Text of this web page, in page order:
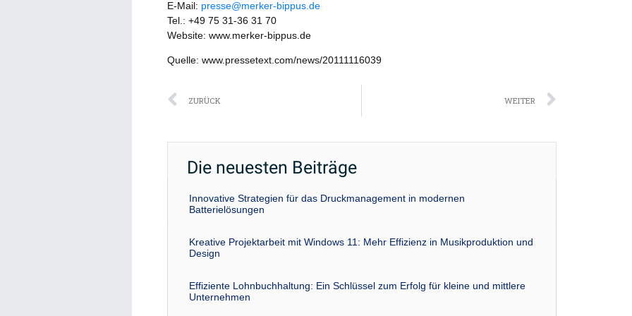
E-Mail: presse@merker-bippus.de
Tel.: +49 75 31-36 31 70
Website: www.merker-bippus.de
Quelle: www.pressetext.com/news/20111116039
Zurück
ZURÜCK WEITER
Die neuesten Beiträge
Innovative Strategien für das Druckmanagement in modernen
Batterielösungen
Kreative Projektarbeit mit Windows 11: Mehr Effizienz in Musikproduktion und
Design
Effiziente Lohnbuchhaltung: Ein Schlüssel zum Erfolg für kleine und mittlere
Unternehmen